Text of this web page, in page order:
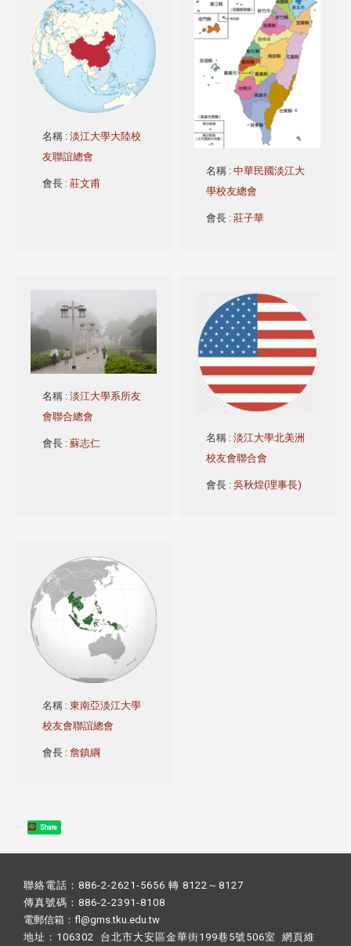
名稱 :淡江大學大陸校
友聯誼總會
會長 :莊文甫
名稱 :中華民國淡江大
學校友總會
會長 :莊子華
名稱 :淡江大學系所友
會聯合總會
會長 :蘇志仁 名稱 :淡江大學北美洲
校友會聯合會
會長 :吳秋煌(理事長)
名稱 :東南亞淡江大學
校友會聯誼總會
會長 :詹鎮綱
Share
聯絡電話：886-2-2621-5656 轉 8122～8127
傳真號碼：886-2-2391-8108
電郵信箱：fl@gms.tku.edu.tw
地址：106302 台北市大安區金華街199巷5號506室 網頁維